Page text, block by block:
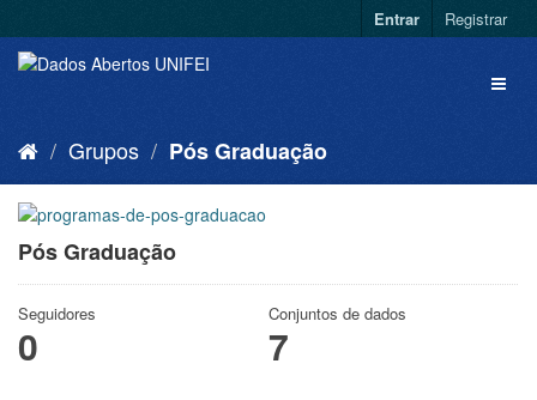
Entrar Registrar
Grupos Pós Graduação
Pós Graduação
Seguidores
0
Conjuntos de dados
7